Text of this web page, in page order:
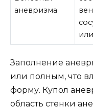
аневризма
Заполнение
или полным, что
форму. Купол
область стенки